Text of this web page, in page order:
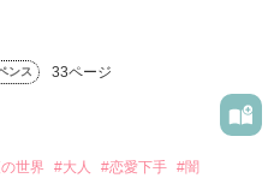
がその度進化するなら
ンス 33ページ
世界 #大人 #恋愛下手 #闇